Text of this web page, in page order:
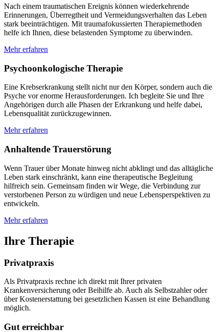
Nach einem traumatischen Ereignis können wiederkehrende
Erinnerungen, Überregtheit und Vermeidungsverhalten das Leben
stark beeinträchtigen. Mit traumafokussierten Therapiemethoden
helfe ich Ihnen, diese belastenden Symptome zu überwinden.
Mehr erfahren
Psychoonkologische Therapie
Eine Krebserkrankung stellt nicht nur den Körper, sondern auch die
Psyche vor enorme Herausforderungen. Ich begleite Sie und Ihre
Angehörigen durch alle Phasen der Erkrankung und helfe dabei,
Lebensqualität zurückzugewinnen.
Mehr erfahren
Anhaltende Trauerstörung
Wenn Trauer über Monate hinweg nicht abklingt und das alltägliche
Leben stark einschränkt, kann eine therapeutische Begleitung
hilfreich sein. Gemeinsam finden wir Wege, die Verbindung zur
verstorbenen Person zu würdigen und neue Lebensperspektiven zu
entwickeln.
Mehr erfahren
Ihre Therapie
Privatpraxis
Als Privatpraxis rechne ich direkt mit Ihrer privaten
Krankenversicherung oder Beihilfe ab. Auch als Selbstzahler oder
über Kostenerstattung bei gesetzlichen Kassen ist eine Behandlung
möglich.
Gut erreichbar